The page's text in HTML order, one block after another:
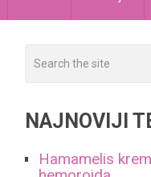
NAJNOVIJI
Hamamelis